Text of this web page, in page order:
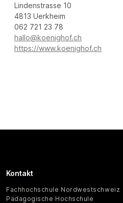
Lindenstrasse 10
4813 Uerkheim
062 721 23 78
hallo@koenighof.ch
https://www.koenighof.ch
Kontakt
Fachhochschule Nordwestschweiz
Pädagogische Hochschule